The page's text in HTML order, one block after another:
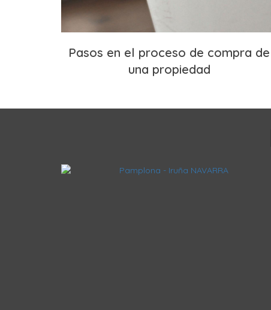
Pasos en el proceso de compra de
una propiedad